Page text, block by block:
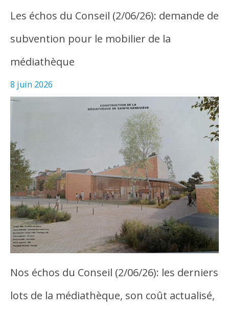
Les échos du Conseil (2/06/26): demande de
subvention pour le mobilier de la
médiathèque
8 juin 2026
Nos échos du Conseil (2/06/26): les derniers
lots de la médiathèque, son coût actualisé,